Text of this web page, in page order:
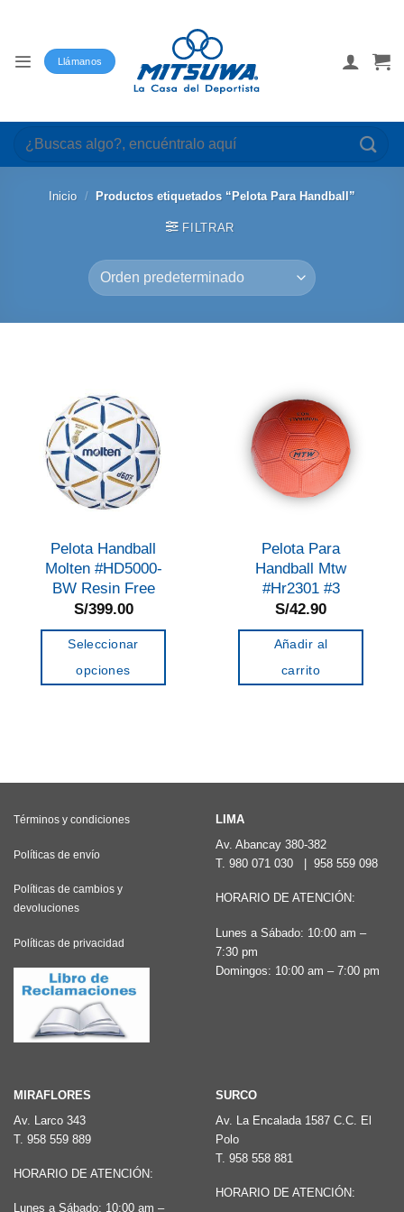
Llámanos
Buscar
por:
Inicio / Productos etiquetados “Pelota Para Handball”
FILTRAR
Pelota Handball
Molten #HD5000-
BW Resin Free
S/399.00
Seleccionar
opciones
Las
pueden
en
la
página
de
producto
Pelota Para
Handball Mtw
#Hr2301 #3
S/42.90
Añadir al
carrito
Términos y condiciones
Políticas de envío
Políticas de cambios y
devoluciones
Políticas de privacidad
LIMA
Av. Abancay 380-382
T. 980 071 030 958 559 098
HORARIO DE ATENCIÓN:
Lunes a Sábado: 10:00 am –
7:30 pm
Domingos: 10:00 am – 7:00 pm
MIRAFLORES
Av. Larco 343
T. 958 559 889
HORARIO DE ATENCIÓN:
Lunes a Sábado: 10:00 am –
SURCO
Av. La Encalada 1587 C.C. El
Polo
T. 958 558 881
HORARIO DE ATENCIÓN: